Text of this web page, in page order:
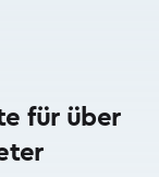
für über